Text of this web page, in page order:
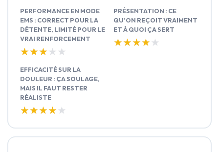
PERFORMANCE EN MODE
EMS : CORRECT POUR LA
DÉTENTE, LIMITÉ POUR LE
VRAI RENFORCEMENT
★★★★★
★★★★★
PRÉSENTATION : CE
QU’ON REÇOIT VRAIMENT
ET À QUOI ÇA SERT
★★★★★
★★★★★
EFFICACITÉ SUR LA
DOULEUR : ÇA SOULAGE,
MAIS IL FAUT RESTER
RÉALISTE
★★★★★
★★★★★